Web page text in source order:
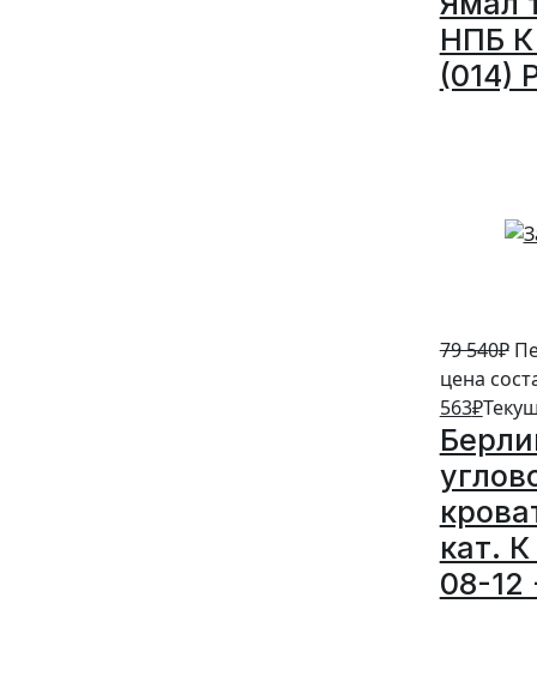
НПБ К
(014)
79 540₽
цена
563₽
кат.
08-12